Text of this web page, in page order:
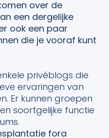
over de
een dergelijke
ook een paar
die je vooraf kunt
privéblogs die
ervaringen van
Er kunnen groepen
soortgelijke functie
fora